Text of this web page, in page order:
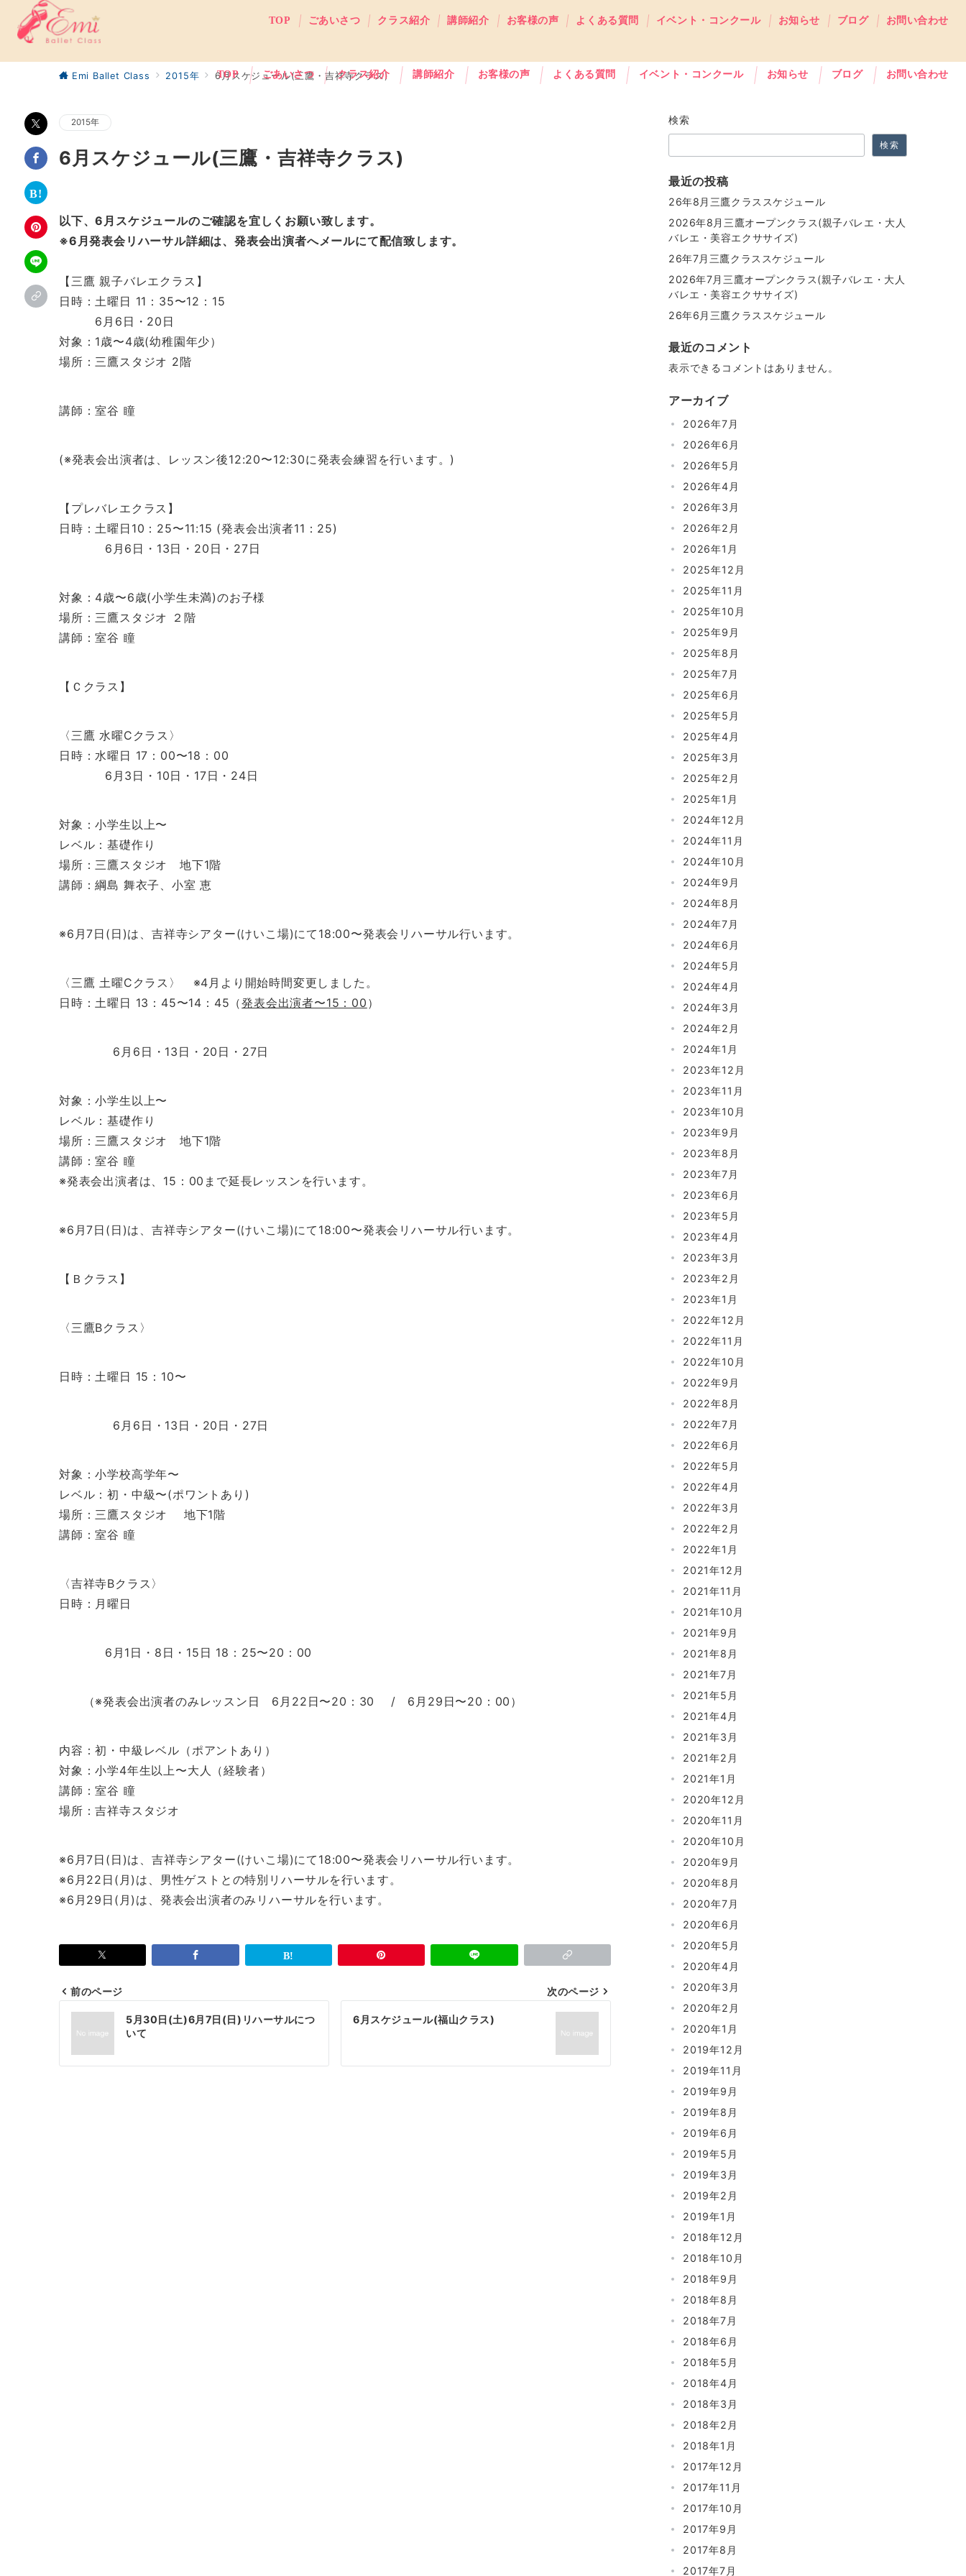
TOP ごあいさつ クラス紹介 講師紹介 お客様の声 よくある質問 イベント・コンクール お知らせ ブログ お問い合わせ
TOP ごあいさつ クラス紹介 講師紹介 お客様の声 よくある質問 イベント・コンクール お知らせ ブログ お問い合わせ
Emi Ballet Class 2015年 6月スケジュール(三鷹・吉祥寺クラス)
2015年
6月スケジュール(三鷹・吉祥寺クラス)
以下、6月スケジュールのご確認を宜しくお願い致します。
※6月発表会リハーサル詳細は、発表会出演者へメールにて配信致します。
【三鷹 親子バレエクラス】
日時：土曜日 11：35〜12：15
6月6日・20日
対象：1歳〜4歳(幼稚園年少）
場所：三鷹スタジオ 2階
講師：室谷 瞳
(※発表会出演者は、レッスン後12:20〜12:30に発表会練習を行います。)
【プレバレエクラス】
日時：土曜日10：25〜11:15 (発表会出演者11：25)
6月6日・13日・20日・27日
対象：4歳〜6歳(小学生未満)のお子様
場所：三鷹スタジオ ２階
講師：室谷 瞳
【Ｃクラス】
〈三鷹 水曜Cクラス〉
日時：水曜日 17：00〜18：00
6月3日・10日・17日・24日
対象：小学生以上〜
レベル：基礎作り
場所：三鷹スタジオ 地下1階
講師：綱島 舞衣子、小室 恵
※6月7日(日)は、吉祥寺シアター(けいこ場)にて18:00〜発表会リハーサル行います。
〈三鷹 土曜Cクラス〉 ※4月より開始時間変更しました。
日時：土曜日 13：45〜14：45（発表会出演者〜15：00 ）
6月6日・13日・20日・27日
対象：小学生以上〜
レベル：基礎作り
場所：三鷹スタジオ 地下1階
講師：室谷 瞳
※発表会出演者は、15：00まで延長レッスンを行います。
※6月7日(日)は、吉祥寺シアター(けいこ場)にて18:00〜発表会リハーサル行います。
【Ｂクラス】
〈三鷹Bクラス〉
日時：土曜日 15：10〜
6月6日・13日・20日・27日
対象：小学校高学年〜
レベル：初・中級〜(ポワントあり)
場所：三鷹スタジオ 地下1階
講師：室谷 瞳
〈吉祥寺Bクラス〉
日時：月曜日
6月1日・8日・15日 18：25〜20：00
（※発表会出演者のみレッスン日 6月22日〜20：30 / 6月29日〜20：00）
内容：初・中級レベル（ポアントあり）
対象：小学4年生以上〜大人（経験者）
講師：室谷 瞳
場所：吉祥寺スタジオ
※6月7日(日)は、吉祥寺シアター(けいこ場)にて18:00〜発表会リハーサル行います。
※6月22日(月)は、男性ゲストとの特別リハーサルを行います。
※6月29日(月)は、発表会出演者のみリハーサルを行います。
投
ナ
前のページ
5月30日(土)6月7日(日)リハーサルにつ
いて
次のページ
6月スケジュール(福山クラス)
検索
検索
最近の投稿
26年8月三鷹クラススケジュール
2026年8月三鷹オープンクラス(親子バレエ・大人
バレエ・美容エクササイズ)
26年7月三鷹クラススケジュール
2026年7月三鷹オープンクラス(親子バレエ・大人
バレエ・美容エクササイズ)
26年6月三鷹クラススケジュール
最近のコメント
表示できるコメントはありません。
アーカイブ
2026年7月
2026年6月
2026年5月
2026年4月
2026年3月
2026年2月
2026年1月
2025年12月
2025年11月
2025年10月
2025年9月
2025年8月
2025年7月
2025年6月
2025年5月
2025年4月
2025年3月
2025年2月
2025年1月
2024年12月
2024年11月
2024年10月
2024年9月
2024年8月
2024年7月
2024年6月
2024年5月
2024年4月
2024年3月
2024年2月
2024年1月
2023年12月
2023年11月
2023年10月
2023年9月
2023年8月
2023年7月
2023年6月
2023年5月
2023年4月
2023年3月
2023年2月
2023年1月
2022年12月
2022年11月
2022年10月
2022年9月
2022年8月
2022年7月
2022年6月
2022年5月
2022年4月
2022年3月
2022年2月
2022年1月
2021年12月
2021年11月
2021年10月
2021年9月
2021年8月
2021年7月
2021年5月
2021年4月
2021年3月
2021年2月
2021年1月
2020年12月
2020年11月
2020年10月
2020年9月
2020年8月
2020年7月
2020年6月
2020年5月
2020年4月
2020年3月
2020年2月
2020年1月
2019年12月
2019年11月
2019年9月
2019年8月
2019年6月
2019年5月
2019年3月
2019年2月
2019年1月
2018年12月
2018年10月
2018年9月
2018年8月
2018年7月
2018年6月
2018年5月
2018年4月
2018年3月
2018年2月
2018年1月
2017年12月
2017年11月
2017年10月
2017年9月
2017年8月
2017年7月